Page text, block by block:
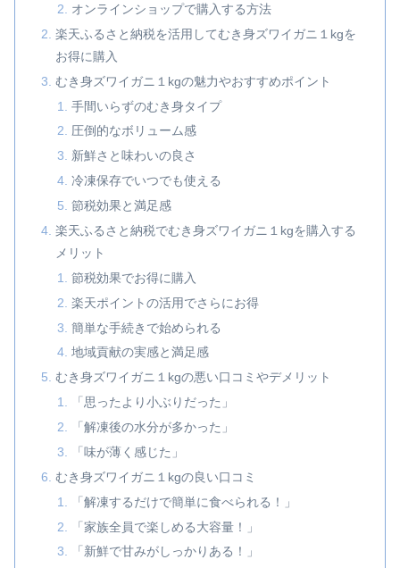
オンラインショップで購入する方法
楽天ふるさと納税を活用してむき身ズワイガニ１kgを
お得に購入
むき身ズワイガニ１kgの魅力やおすすめポイント
手間いらずのむき身タイプ
圧倒的なボリューム感
新鮮さと味わいの良さ
冷凍保存でいつでも使える
節税効果と満足感
楽天ふるさと納税でむき身ズワイガニ１kgを購入する
メリット
節税効果でお得に購入
楽天ポイントの活用でさらにお得
簡単な手続きで始められる
地域貢献の実感と満足感
むき身ズワイガニ１kgの悪い口コミやデメリット
「思ったより小ぶりだった」
「解凍後の水分が多かった」
「味が薄く感じた」
むき身ズワイガニ１kgの良い口コミ
「解凍するだけで簡単に食べられる！」
「家族全員で楽しめる大容量！」
「新鮮で甘みがしっかりある！」